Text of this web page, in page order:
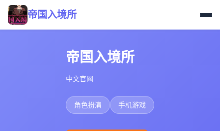
帝国入境所
帝国入境所
中文官网
角色扮演 手机游戏